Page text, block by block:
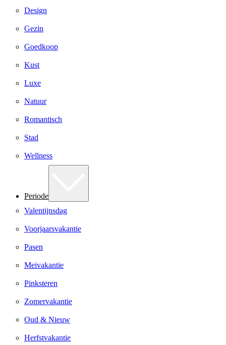
Design
Gezin
Goedkoop
Kust
Luxe
Natuur
Romantisch
Stad
Wellness
Periode
Valentijnsdag
Voorjaarsvakantie
Pasen
Meivakantie
Pinksteren
Zomervakantie
Oud & Nieuw
Herfstvakantie